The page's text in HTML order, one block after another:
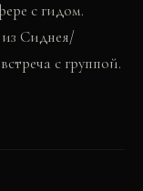
с гидом.
Сиднея/
с группой.